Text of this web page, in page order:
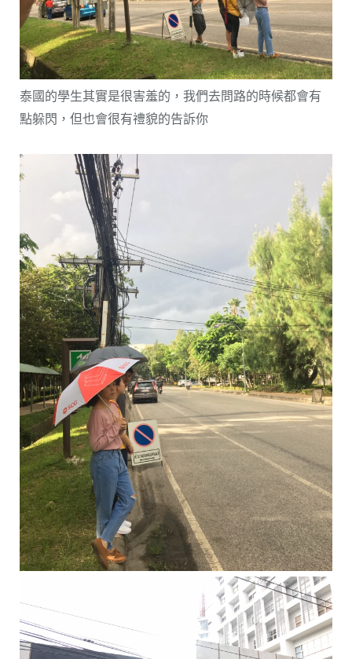
泰國的學生其實是很害羞的，我們去問路的時候都會有
點躲閃，但也會很有禮貌的告訴你